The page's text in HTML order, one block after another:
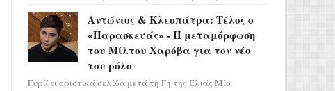
ορόσημο, καθώς η Αφροδίτη πρ...
Αντώνιος & Κλεοπάτρα: Τέλος ο
«Παρασκευάς» - Η μεταμόρφωση
του Μίλτου Χαρόβα για τον νέο
του ρόλο
Γυρίζει οριστικά σελίδα μετά τη Γη της Ελιάς Μία